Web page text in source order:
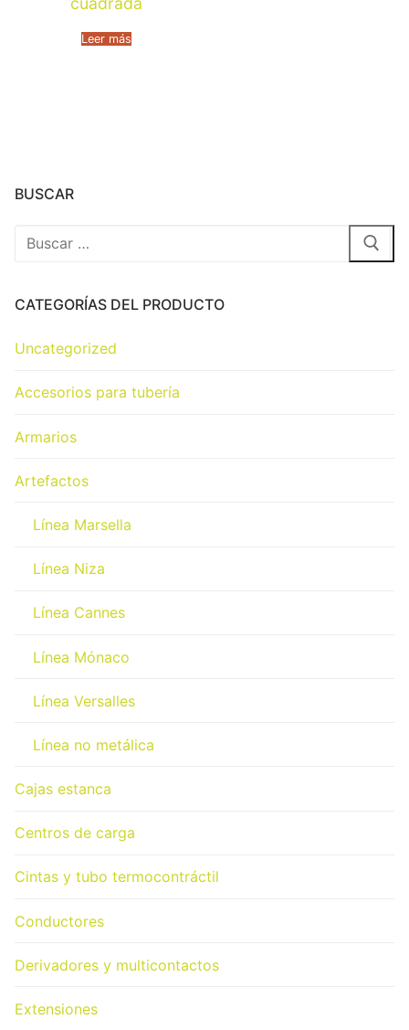
Leer más
BUSCAR
CATEGORÍAS DEL PRODUCTO
Uncategorized
Accesorios para tubería
Armarios
Artefactos
Línea Marsella
Línea Niza
Línea Cannes
Línea Mónaco
Línea Versalles
Línea no metálica
Cajas estanca
Centros de carga
Cintas y tubo termocontráctil
Conductores
Derivadores y multicontactos
Extensiones